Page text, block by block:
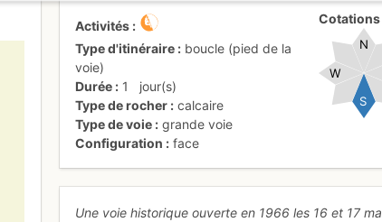
Activités
Type d'itinéraire
boucle (pied de la
voie)
Durée
1
jour(s)
Type de rocher
calcaire
Type de voie
grande voie
Configuration
face
Cotations
W
S
N
Une voie historique ouverte en 1966 les 16 et 17